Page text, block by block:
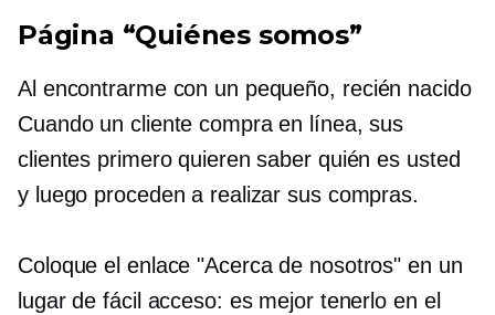
Página “Quiénes somos”
Al encontrarme con un pequeño, recién nacido
Cuando un cliente compra en línea, sus
clientes primero quieren saber quién es usted
y luego proceden a realizar sus compras.
Coloque el enlace "Acerca de nosotros" en un
lugar de fácil acceso: es mejor tenerlo en el